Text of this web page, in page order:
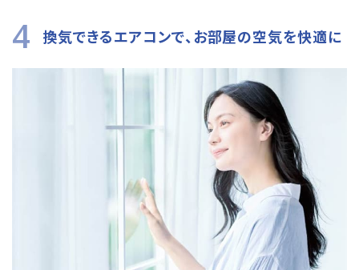
4 換気できるエアコンで、お部屋の空気を快適に